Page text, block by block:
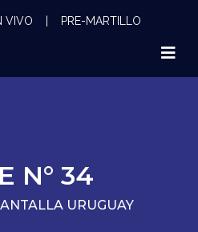
VIVO PRE-MARTILLO
N° 34
URUGUAY